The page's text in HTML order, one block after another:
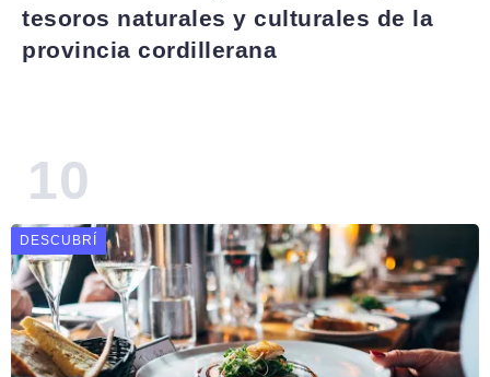
tesoros naturales y culturales de la
provincia cordillerana
DESCUBRÍ